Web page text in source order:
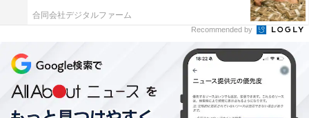
1年間にどのくらい靴を買うか聞いてみると、半数以上
の人が「1足」（54.6％）と回答しました。男女共に2位
合同会社デジタルファーム
Recommended by